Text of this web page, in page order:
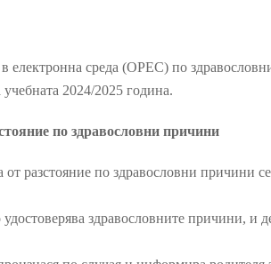
електронна среда (ОРЕС) по
2024/2025 година.
по здравословни причини
разстояние по здравословни причини
здравословните причини, и